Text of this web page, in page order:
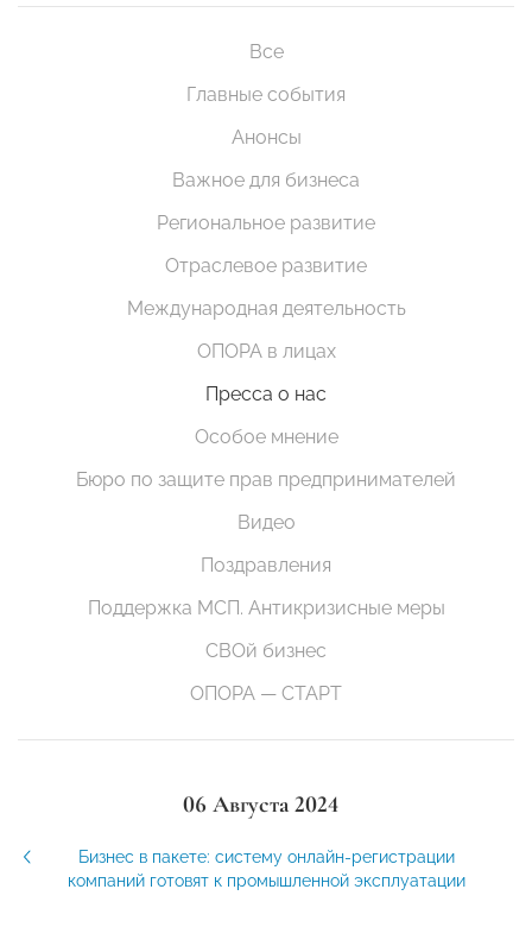
Все
Главные события
Анонсы
Важное для бизнеса
Региональное развитие
Отраслевое развитие
Международная деятельность
ОПОРА в лицах
Пресса о нас
Особое мнение
Бюро по защите прав предпринимателей
Видео
Поздравления
Поддержка МСП. Антикризисные меры
СВОй бизнес
ОПОРА — СТАРТ
06 Августа 2024
Бизнес в пакете: систему онлайн-регистрации
компаний готовят к промышленной эксплуатации